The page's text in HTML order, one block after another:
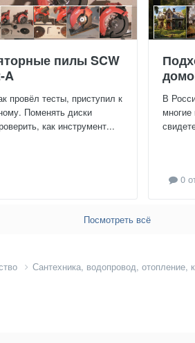
пилы SCW
A
провёл тесты, приступил к
Поменять диски
как инструмент...
В
0
Посмотреть всё
Сантехника, водопровод, отопление,